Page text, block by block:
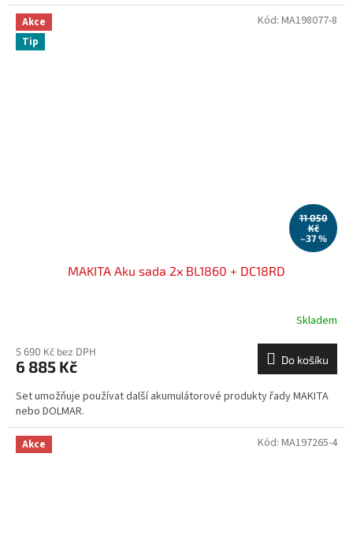
Akce
Tip
11 050
Kč
–37 %
MAKITA Aku sada 2x BL1860 + DC18RD
Skladem
5 690 Kč bez DPH
6 885 Kč Do košíku
Set umožňuje používat další akumulátorové produkty řady MAKITA
nebo DOLMAR.
Kód: MA198077-8
Akce Kód: MA197265-4